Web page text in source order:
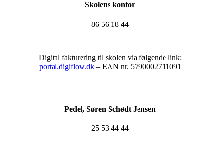
Skolens kontor
86 56 18 44
Digital fakturering til skolen via følgende link:
portal.digiflow.dk– EAN nr. 5790002711091
Pedel, Søren Schødt Jensen
25 53 44 44